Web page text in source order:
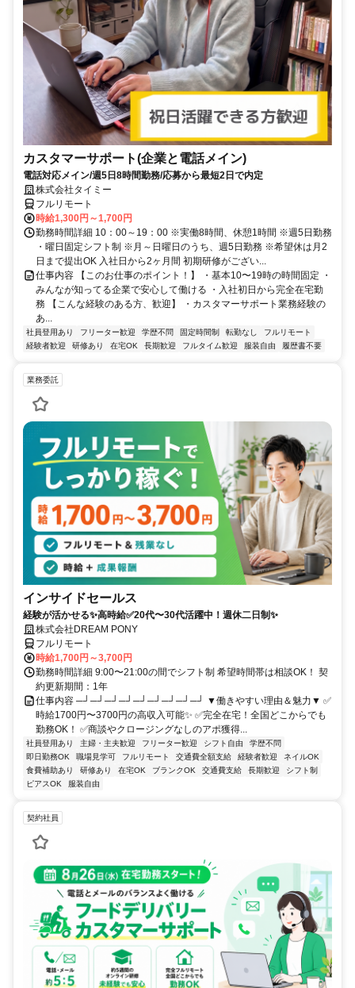
カスタマーサポート(企業と電話メイン)
電話対応メイン/週5日8時間勤務/応募から最短2日で内定
株式会社タイミー
フルリモート
時給1,300円～1,700円
勤務時間詳細 10：00～19：00 ※実働8時間、休憩1時間 ※週5日勤務
・曜日固定シフト制 ※月～日曜日のうち、週5日勤務 ※希望休は月2
日まで提出OK 入社日から2ヶ月間 初期研修がござい...
仕事内容 【このお仕事のポイント！】 ・基本10〜19時の時間固定 ・
みんなが知ってる企業で安心して働ける ・入社初日から完全在宅勤
務 【こんな経験のある方、歓迎】 ・カスタマーサポート業務経験の
あ...
社員登用あり フリーター歓迎 学歴不問 固定時間制 転勤なし
フルリモート
経験者歓迎
研修あり 在宅OK 長期歓迎 フルタイム歓迎 服装自由 履歴書不要
業務委託
インサイドセールス
経験が活かせる✨高時給✅20代〜30代活躍中！週休二日制✨
株式会社DREAM PONY
フルリモート
時給1,700円～3,700円
勤務時間詳細 9:00〜21:00の間でシフト制 希望時間帯は相談OK！ 契
約更新期間：1年
仕事内容 ─┘─┘─┘─┘─┘─┘─┘─┘─┘ ▼働きやすい理由＆魅力▼ ✅
時給1700円〜3700円の高収入可能✨ ✅完全在宅！全国どこからでも
勤務OK！ ✅商談やクロージングなしのアポ獲得...
社員登用あり 主婦・主夫歓迎 フリーター歓迎 シフト自由
学歴不問
即日勤務OK
職場見学可 フルリモート 交通費全額支給 経験者歓迎
ネイルOK
食費補助あり
研修あり 在宅OK ブランクOK 交通費支給 長期歓迎
シフト制
ピアスOK
服装自由
契約社員